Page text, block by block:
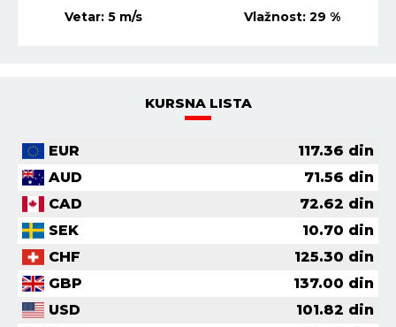
Vetar:5 m/s Vlažnost:29 %
KURSNA LISTA
EUR 117.36 din
AUD
71.56 din
CAD
72.62 din
SEK
10.70 din
CHF
125.30 din
GBP
137.00 din
USD
101.82 din